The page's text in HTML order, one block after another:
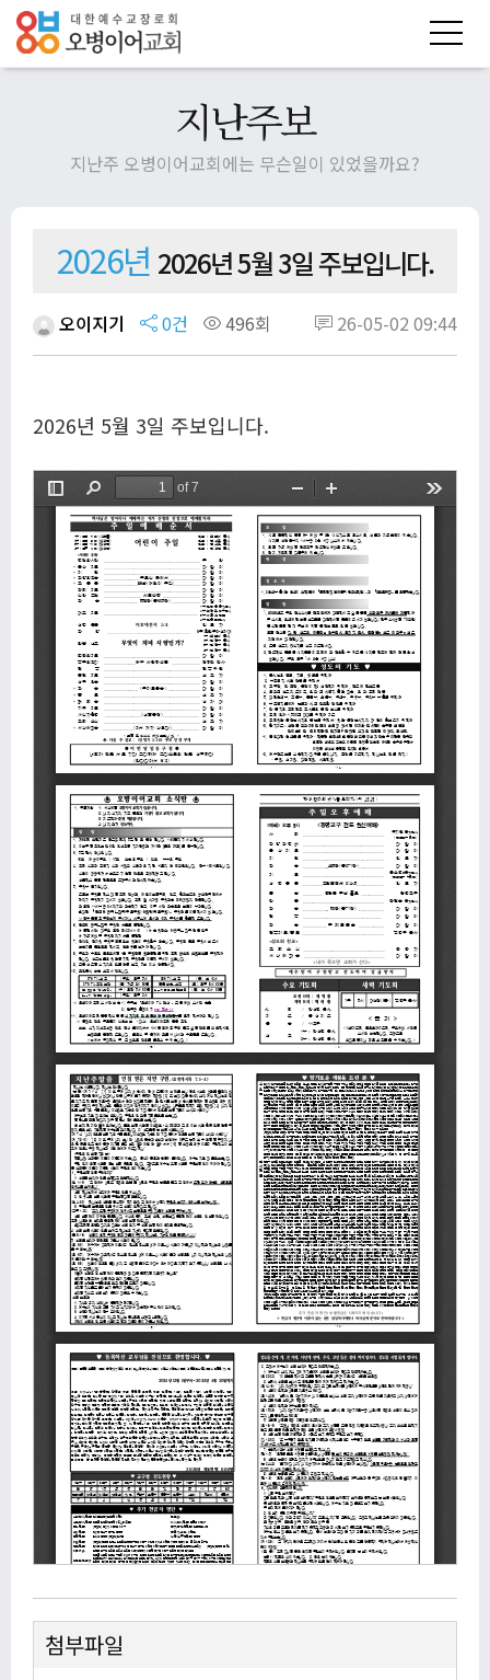
지난주보
지난주 오병이어교회에는 무슨일이 있었을까요?
2026년 2026년 5월 3일 주보입니다.
오이지기 0건 496회 26-05-02 09:44
2026년 5월 3일 주보입니다.
첨부파일